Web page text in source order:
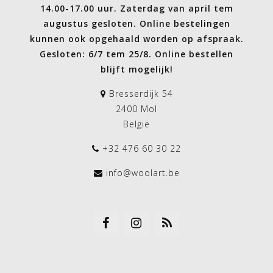
14.00-17.00 uur. Zaterdag van april tem
augustus gesloten. Online bestelingen
kunnen ook opgehaald worden op afspraak.
Gesloten: 6/7 tem 25/8. Online bestellen
blijft mogelijk!
Bresserdijk 54
2400 Mol
België
+32 476 60 30 22
info@woolart.be